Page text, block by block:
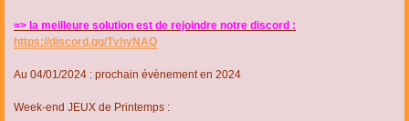
=> la meilleure solution est de rejoindre notre discord :
https://discord.gg/TvhyNAQ
Au 04/01/2024 : prochain évènement en 2024
Week-end JEUX de Printemps :